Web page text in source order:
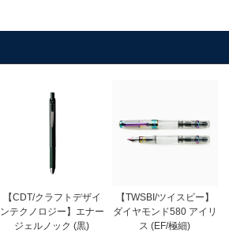
【CDT/クラフトデザイ
ンテクノロジー】エナー
ジェルノック (黒)
【TWSBI/ツイスビー】
ダイヤモンド580 アイリ
ス (EF/極細)